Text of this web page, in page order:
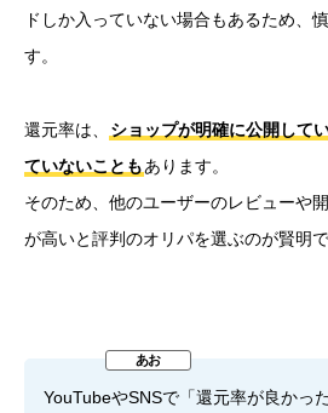
ドしか入っていない場合もあるため、
す。
還元率は、
ショップが明確に公開して
ていないこともあります。
そのため、他のユーザーのレビューや
が高いと評判のオリパを選ぶのが賢明で
YouTubeやSNSで「還元率が良かっ